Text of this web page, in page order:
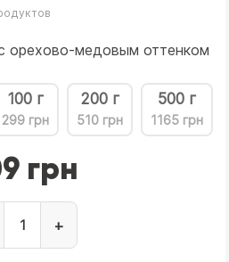
орехово-медовым оттенком
100 г
299 грн
200 г
510 грн
500 г
1165 грн
грн
+